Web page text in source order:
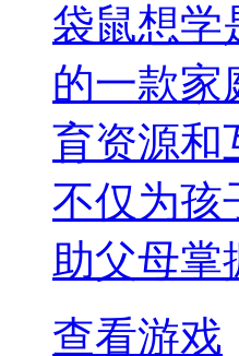
袋鼠想学
的一款家
育资源和
不仅为孩
助父母掌
查看游戏